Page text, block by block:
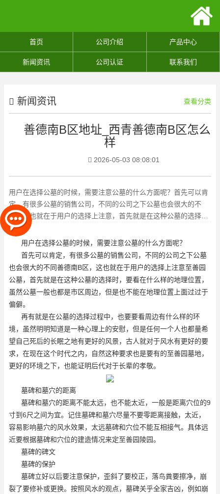
首页 公司介绍 产品中心
新闻资讯 公司认证 联系我们
新闻资讯 查看分类
善德南B区地址_西青善德南B区怎么
样
2026-05-03 08:08:01
用户在选择公墓的时候，需要注意公墓的什么方面呢？首先可以肯
定，有很多公墓的销售公司，不同的公司之下公墓也会很大的不
同，这也就在于用户的选择上注意，首先就是在这种公墓的选择
时，要看在什么样的地理位置，虽
用户在选择公墓的时候，需要注意公墓的什么方面呢？
首先可以肯定，有很多公墓的销售公司，不同的公司之下公墓
也会很大的不同善德南B区，这也就在于用户的选择上注意至善园
公墓，首先就是在这种公墓的选择时，要看在什么样的地理位置，
虽然公墓一般也都是市区周边，但是也不能在地理位置上面过过于
偏僻。
再有就是在公墓的选择过程中，也要要看周边有什么样的环
境，虽然明明知道是一种心理上的安慰，但是任何一个人也都量希
望自己死后的长眠之地有更好的风景，古人就对于风水有更好的要
求，在现在这个时代之内，自然这种要求也是要有的至善园墓地，
更好的环境之下，也能证明后代对于长辈的孝敬。
墓碑和墓穴的距离
墓碑和墓穴的距离不能太远，也不能太近，一般是距离穴位的9
寸到6尺之间为宜。记住墓碑和墓穴尽量不要零距离接触，太近，
容易影响墓穴的风水效果，太远墓碑和穴位不能互相接气。具体远
近要根据墓碑和穴位的建造情况来定至善园陵园。
墓碑的碑文
墓碑的保护
墓碑立好以后要注意保护，歪斜了要校正，落鸟粪要擦净，崩
裂了要修补或更换。按照风水的观点，墓碑关乎全家吉凶，例如崩